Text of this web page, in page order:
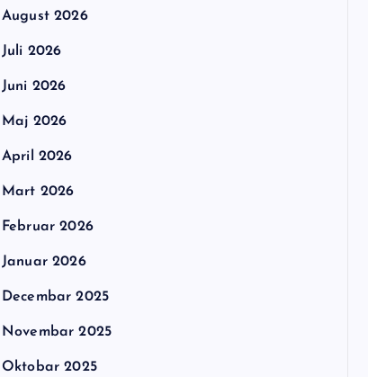
August 2026
Juli 2026
Juni 2026
Maj 2026
April 2026
Mart 2026
Februar 2026
Januar 2026
Decembar 2025
Novembar 2025
Oktobar 2025